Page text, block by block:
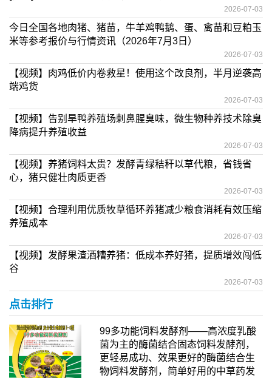
2026-07-03
今日全国各地肉猪、猪苗，牛羊鸡鸭鹅、蛋、禽苗和豆粕玉
米等参考报价与行情资讯（2026年7月3日）
2026-07-03
【视频】肉鸡低价内卷救星！使用这个改良剂，半月逆袭高
端鸡货
2026-07-03
【视频】告别旱鸭养殖场刺鼻腥臭味，微生物种养技术除臭
降病提升养殖收益
2026-07-03
【视频】养猪饲料太贵？发酵青绿秸秆以草代粮，省钱省
心，猪只健壮肉质更香
2026-07-03
【视频】合理利用优质牧草循环养猪减少粮食消耗有效压缩
养殖成本
2026-07-03
【视频】发酵果渣酒糟养猪：低成本养好猪，提质增效闯低
谷
2026-07-03
点击排行
99多功能饲料发酵剂——高浓度乳酸
菌为主的酶菌结合固态饲料发酵剂，
更轻易成功、效果更好的酶菌结合生
物饲料发酵剂，简单好用的中草药发